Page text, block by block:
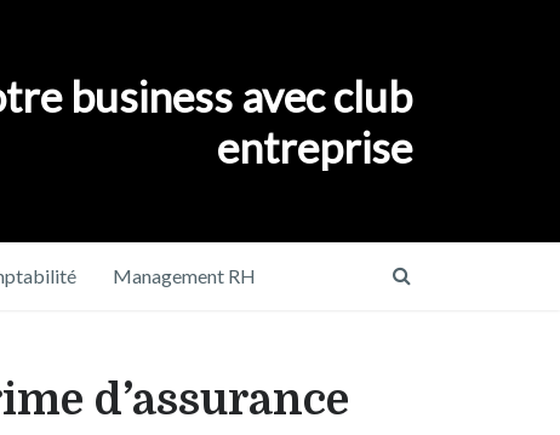
business avec club
entreprise
Management RH
d’assurance